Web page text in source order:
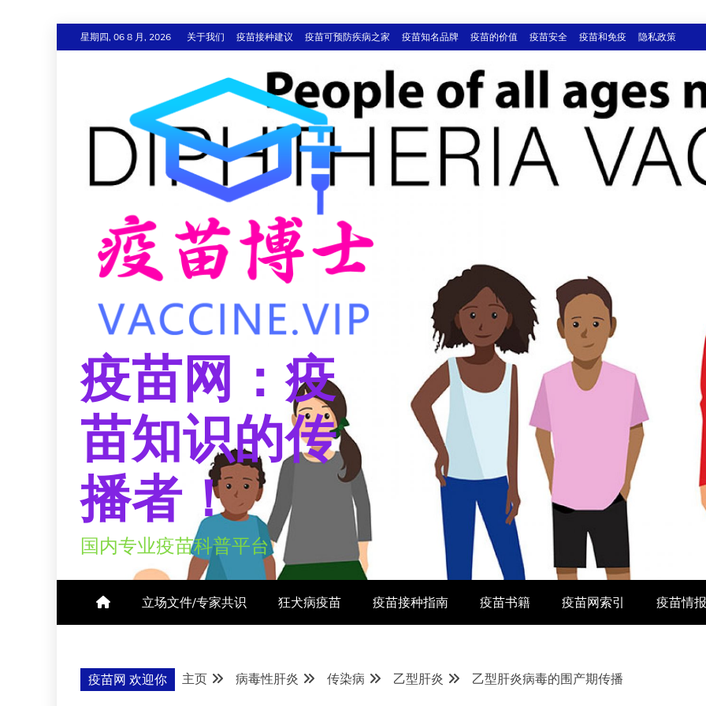
至
星期四, 06 8 月, 2026 关于我们 疫苗接种建议 疫苗可预防疾病之家 疫苗知名品牌 疫苗的价值 疫苗安全 疫苗和免疫 隐私政策
疫苗网：疫
苗知识的传
播者！
国内专业疫苗科普平台
立场文件/专家共识 狂犬病疫苗 疫苗接种指南 疫苗书籍 疫苗网索引 疫苗情
疫苗网 欢迎你 主页 病毒性肝炎 传染病 乙型肝炎 乙型肝炎病毒的围产期传播